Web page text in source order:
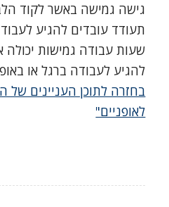
גישה גמישה באשר לקוד
תעודד עובדים להגיע
שעות עבודה גמישות יכולה
להגיע לעבודה ברגל או
בחזרה לתוכן העניינים של
לאופניים"